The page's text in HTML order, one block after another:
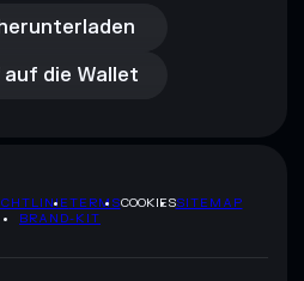
die Wallet
die Wallet
TERMSCOOKIESSITEMAP
BRAND-KIT